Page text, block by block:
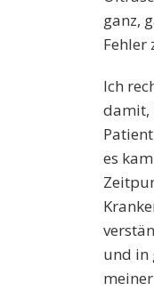
ganz,
Fehler
Ich
damit,
es
und in